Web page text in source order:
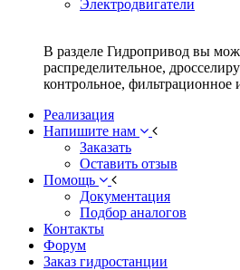
Электродвигатели
В разделе Гидропривод вы
распределительное,
контрольное, фильтрационное
Реализация
Напишите нам
Заказать
Оставить отзыв
Помощь
Документация
Подбор аналогов
Контакты
Форум
Заказ гидростанции